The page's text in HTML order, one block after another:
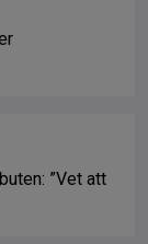
”Vet att